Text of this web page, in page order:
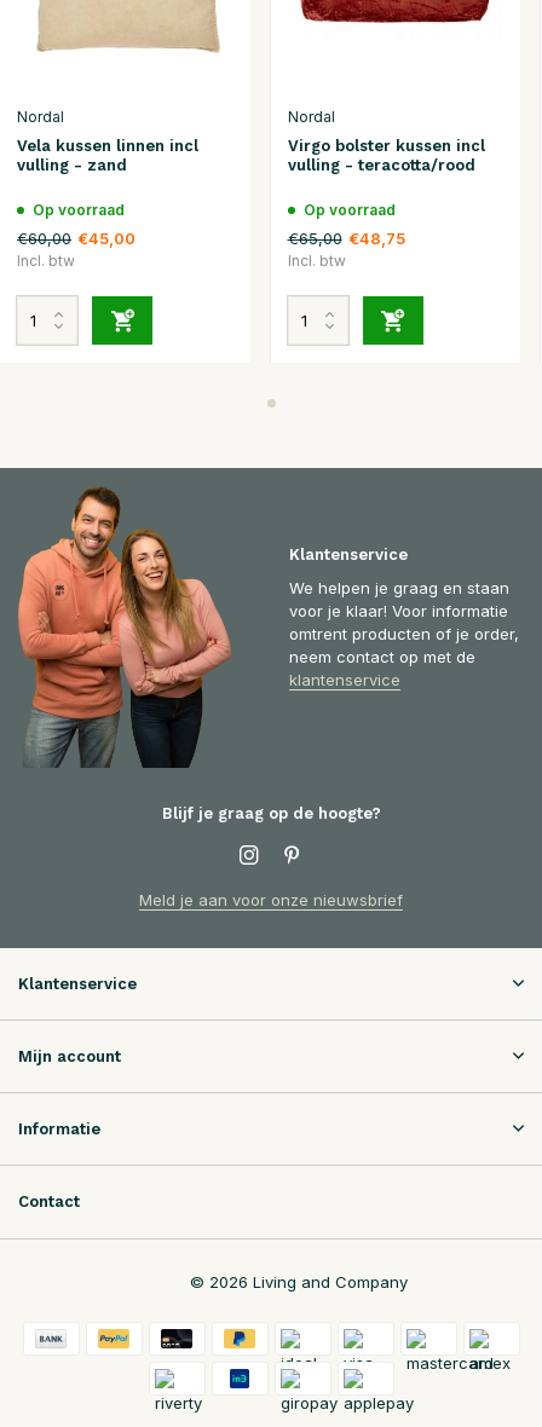
Nordal
Vela kussen linnen incl
vulling - zand
Op voorraad
€60,00 €45,00
Incl. btw
Nordal
Virgo bolster kussen incl
vulling - teracotta/rood
Op voorraad
€65,00 €48,75
Incl. btw
Klantenservice
We helpen je graag en staan
voor je klaar! Voor informatie
omtrent producten of je order,
neem contact op met de
klantenservice
Blijf je graag op de hoogte?
Meld je aan voor onze nieuwsbrief
Klantenservice
Mijn account
Informatie
Contact
© 2026 Living and Company